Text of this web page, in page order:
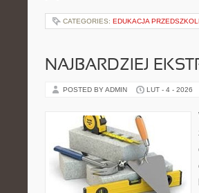
CATEGORIES: EDUKACJA
NAJBARDZIEJ
POSTED BY ADMIN LUT - 4 - 2026